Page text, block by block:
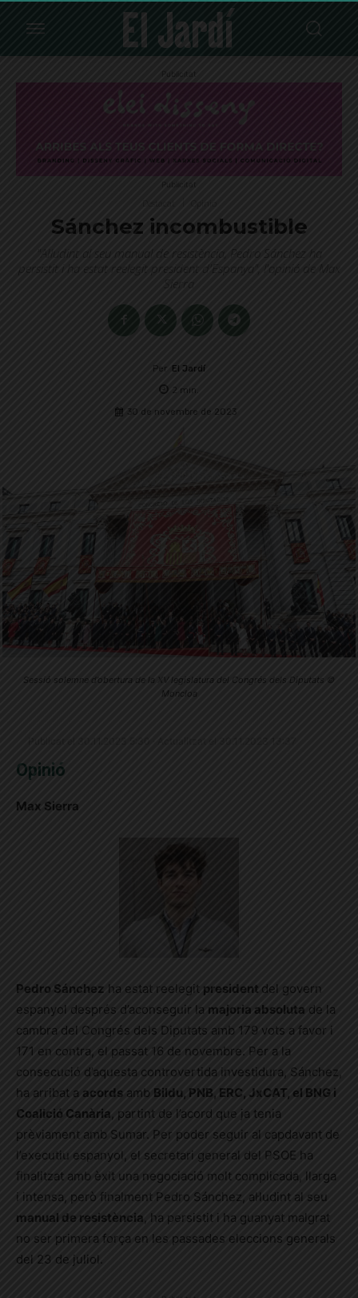
Publicitat
Publicitat
Sánchez incombustible
"Al·ludint al seu manual de resistència, Pedro Sánchez ha
persistit i ha estat reelegit president d'Espanya", l'opinió de Max
Sierra
Per El Jardí
2 min.
30 de novembre de 2023
Sessió solemne d’obertura de la XV legislatura del Congrés dels Diputats ©
Moncloa
Opinió
Max Sierra
Pedro Sánchez ha estat reelegit president del govern
espanyol després d’aconseguir la majoria absoluta de la
cambra del Congrés dels Diputats amb 179 vots a favor i
171 en contra, el passat 16 de novembre. Per a la
consecució d’aquesta controvertida investidura, Sánchez,
ha arribat a acords amb Bildu, PNB, ERC, JxCAT, el BNG i
Coalició Canària, partint de l’acord que ja tenia
prèviament amb Sumar. Per poder seguir al capdavant de
l’executiu espanyol, el secretari general del PSOE ha
finalitzat amb èxit una negociació molt complicada, llarga
i intensa, però finalment Pedro Sánchez, al·ludint al seu
manual de resistència, ha persistit i ha guanyat malgrat
no ser primera força en les passades eleccions generals
del 23 de juliol.